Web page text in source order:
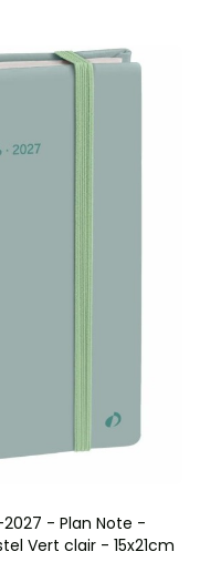
- Plan Note -
Vert clair - 15x21cm